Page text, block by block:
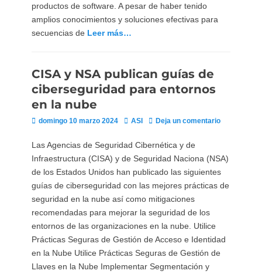
productos de software. A pesar de haber tenido
amplios conocimientos y soluciones efectivas para
secuencias de Leer más…
CISA y NSA publican guías de
ciberseguridad para entornos
en la nube
Publicado
domingo 10 marzo 2024 Autor
ASI Deja un comentario
Las Agencias de Seguridad Cibernética y de
Infraestructura (CISA) y de Seguridad Naciona (NSA)
de los Estados Unidos han publicado las siguientes
guías de ciberseguridad con las mejores prácticas de
seguridad en la nube así como mitigaciones
recomendadas para mejorar la seguridad de los
entornos de las organizaciones en la nube. Utilice
Prácticas Seguras de Gestión de Acceso e Identidad
en la Nube Utilice Prácticas Seguras de Gestión de
Llaves en la Nube Implementar Segmentación y